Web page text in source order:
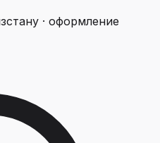
· оформление